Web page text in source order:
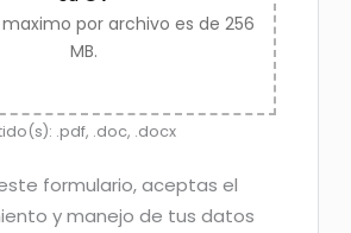
por archivo es de 256
MB.
.pdf, .doc, .docx
formulario, aceptas el
y manejo de tus datos